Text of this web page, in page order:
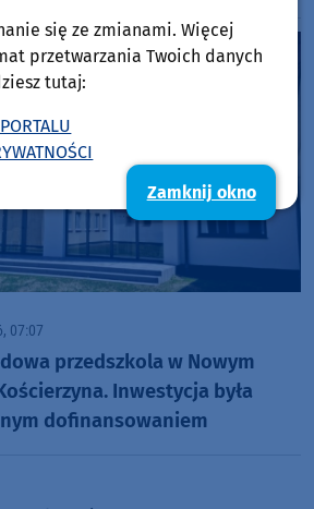
07:07
przedszkola w Nowym
Inwestycja była
dofinansowaniem
się ze zmianami. Więcej
przetwarzania Twoich danych
tutaj:
Zamknij okno